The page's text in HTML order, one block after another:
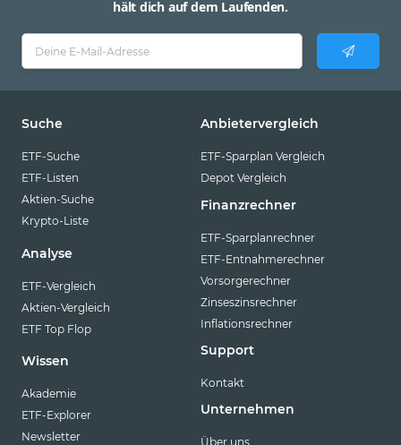
hält dich auf dem Laufenden.
Suche
ETF-Suche
ETF-Listen
Aktien-Suche
Krypto-Liste
Analyse
ETF-Vergleich
Aktien-Vergleich
ETF Top Flop
Wissen
Akademie
ETF-Explorer
Newsletter
Anbietervergleich
ETF-Sparplan Vergleich
Depot Vergleich
Finanzrechner
ETF-Sparplanrechner
ETF-Entnahmerechner
Vorsorgerechner
Zinseszinsrechner
Inflationsrechner
Support
Kontakt
Unternehmen
Über uns